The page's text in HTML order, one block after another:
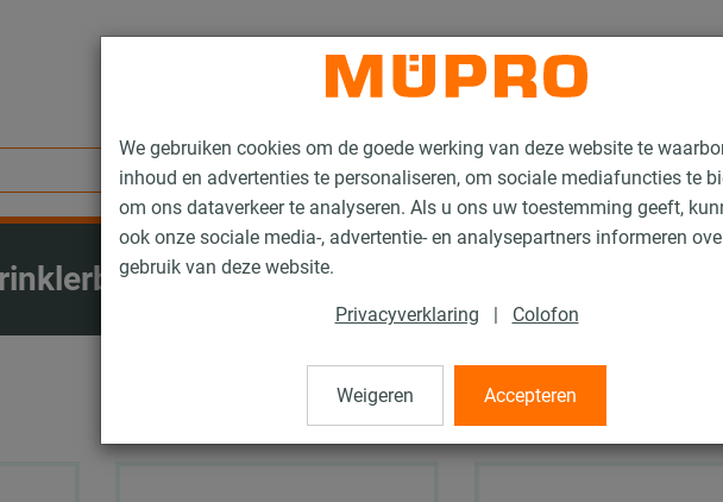
We gebruiken cookies om de goede werking van deze website te
inhoud en advertenties te personaliseren, om sociale mediafuncties te
om ons dataverkeer te analyseren. Als u ons uw toestemming geeft,
ook onze sociale media-, advertentie- en analysepartners informeren
gebruik van deze website.
Privacyverklaring | Colofon
Weigeren Accepteren